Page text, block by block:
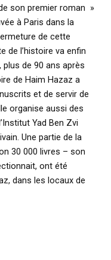
son premier roman »
à Paris dans la
de cette
de l’histoire va enfin
de 90 ans après
de Haim Hazaz a
et de servir de
organise aussi des
Yad Ben Zvi
Une partie de la
30 000 livres – son
ont été
dans les locaux de